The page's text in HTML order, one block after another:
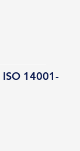
14001-